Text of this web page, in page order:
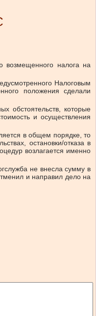
возмещенного налога на
Налоговым
положения сделали
обстоятельств, которые
и осуществления
в общем порядке, то
остановки/отказа в
возлагается именно
не внесла сумму в
и направил дело на